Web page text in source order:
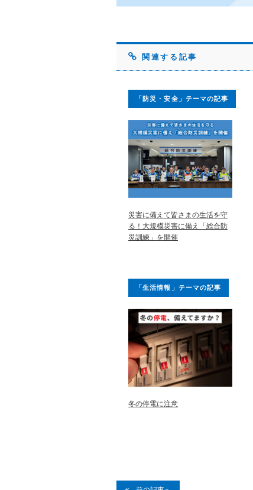
関連する記事
「防災・安全」テーマの記事
災害に備えて皆さまの生活を守
る！大規模災害に備え「総合防
災訓練」を開催
「生活情報」テーマの記事
冬の停電に注意